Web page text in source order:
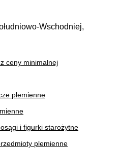
Wschodniej,
ceny minimalnej
plemienne
i figurki starożytne
plemienne